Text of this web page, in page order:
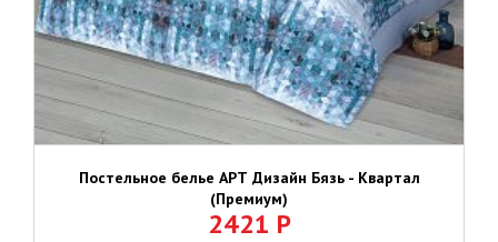
Постельное белье АРТ Дизайн Бязь - Квартал
(Премиум)
2421 Р